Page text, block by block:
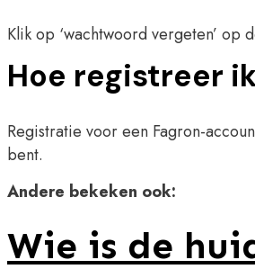
Klik op ‘wachtwoord vergeten’
Hoe registreer
Registratie voor een Fagron-
bent.
Andere bekeken ook:
Wie is de